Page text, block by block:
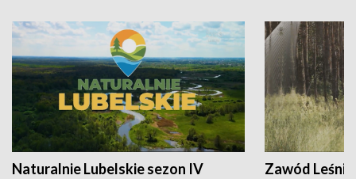
Naturalnie Lubelskie sezon IV Zawód Leśnik